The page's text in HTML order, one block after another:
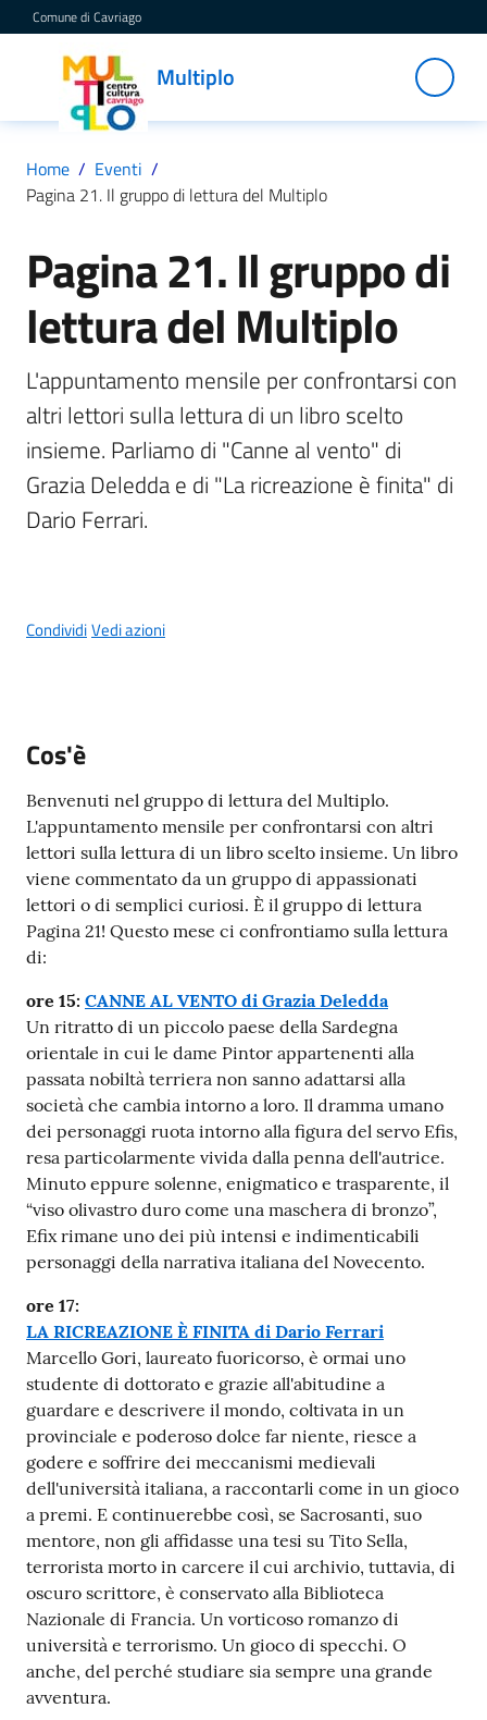
Vai al contenuto
Vai alla navigazione
Vai al footer
Comune di Cavriago
Multiplo
Multiplo
Centro
Cultura
t
a
l
o
g
o
Corsi
Partecipa
Sostieni
saperne
di
più
Contatti
e
Seguici
su
Home / Eventi /
Pagina 21. Il gruppo di lettura del Multiplo
Salta al contenuto
Pagina 21. Il gruppo di
lettura del Multiplo
L'appuntamento mensile per confrontarsi con
altri lettori sulla lettura di un libro scelto
insieme. Parliamo di "Canne al vento" di
Grazia Deledda e di "La ricreazione è finita" di
Dario Ferrari.
CondividiVedi azioni
Cos'è
Benvenuti nel gruppo di lettura del Multiplo.
L'appuntamento mensile per confrontarsi con altri
lettori sulla lettura di un libro scelto insieme. Un libro
viene commentato da un gruppo di appassionati
lettori o di semplici curiosi. È il gruppo di lettura
Pagina 21! Questo mese ci confrontiamo sulla lettura
di:
ore 15: CANNE AL VENTO di Grazia Deledda
Un ritratto di un piccolo paese della Sardegna
orientale in cui le dame Pintor appartenenti alla
passata nobiltà terriera non sanno adattarsi alla
società che cambia intorno a loro. Il dramma umano
dei personaggi ruota intorno alla figura del servo Efis,
resa particolarmente vivida dalla penna dell'autrice.
Minuto eppure solenne, enigmatico e trasparente, il
“viso olivastro duro come una maschera di bronzo”,
Efix rimane uno dei più intensi e indimenticabili
personaggi della narrativa italiana del Novecento.
ore 17:
LA RICREAZIONE È FINITA di Dario Ferrari
Marcello Gori, laureato fuoricorso, è ormai uno
studente di dottorato e grazie all'abitudine a
guardare e descrivere il mondo, coltivata in un
provinciale e poderoso dolce far niente, riesce a
godere e soffrire dei meccanismi medievali
dell'università italiana, a raccontarli come in un gioco
a premi. E continuerebbe così, se Sacrosanti, suo
mentore, non gli affidasse una tesi su Tito Sella,
terrorista morto in carcere il cui archivio, tuttavia, di
oscuro scrittore, è conservato alla Biblioteca
Nazionale di Francia. Un vorticoso romanzo di
università e terrorismo. Un gioco di specchi. O
anche, del perché studiare sia sempre una grande
avventura.